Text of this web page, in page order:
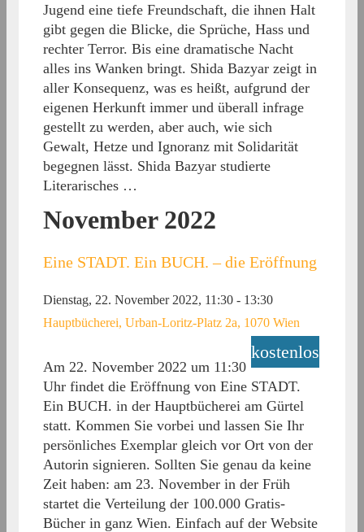
Jugend eine tiefe Freundschaft, die ihnen Halt
gibt gegen die Blicke, die Sprüche, Hass und
rechter Terror. Bis eine dramatische Nacht
alles ins Wanken bringt. Shida Bazyar zeigt in
aller Konsequenz, was es heißt, aufgrund der
eigenen Herkunft immer und überall infrage
gestellt zu werden, aber auch, wie sich
Gewalt, Hetze und Ignoranz mit Solidarität
begegnen lässt. Shida Bazyar studierte
Literarisches …
November 2022
Eine STADT. Ein BUCH. – die Eröffnung
Dienstag, 22. November 2022, 11:30 - 13:30
Hauptbücherei, Urban-Loritz-Platz 2a, 1070 Wien
kostenlos
Am 22. November 2022 um 11:30
Uhr findet die Eröffnung von Eine STADT.
Ein BUCH. in der Hauptbücherei am Gürtel
statt. Kommen Sie vorbei und lassen Sie Ihr
persönliches Exemplar gleich vor Ort von der
Autorin signieren. Sollten Sie genau da keine
Zeit haben: am 23. November in der Früh
startet die Verteilung der 100.000 Gratis-
Bücher in ganz Wien. Einfach auf der Website